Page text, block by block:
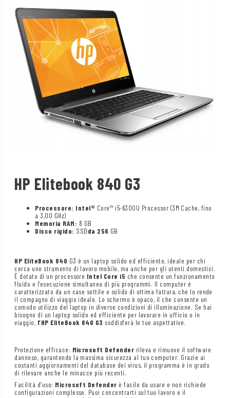
HP Elitebook 840 G3
Processore: Intel® Core™ i5-6300U Processor (3M Cache, fino
a 3,00 GHz)
Memoria RAM: 8 GB
Disco rigido: SSDda 256 GB
HP EliteBook 840 G3 è un laptop solido ed efficiente, ideale per chi
cerca uno strumento di lavoro mobile, ma anche per gli utenti domestici.
È dotato di un processore Intel Core i5 che consente un funzionamento
fluido e l’esecuzione simultanea di più programmi. Il computer è
caratterizzato da un case sottile e solido di ottima fattura, che lo rende
il compagno di viaggio ideale. Lo schermo è opaco, il che consente un
comodo utilizzo del laptop in diverse condizioni di illuminazione. Se hai
bisogno di un laptop solido ed efficiente per lavorare in ufficio o in
viaggio, l’HP EliteBook 840 G3 soddisferà le tue aspettative.
Protezione efficace: Microsoft Defender rileva e rimuove il software
dannoso, garantendo la massima sicurezza al tuo computer. Grazie ai
costanti aggiornamenti del database dei virus, il programma è in grado
di rilevare anche le minacce più recenti.
Facilità d’uso: Microsoft Defender è facile da usare e non richiede
configurazioni complesse. Puoi concentrarti sul tuo lavoro e il